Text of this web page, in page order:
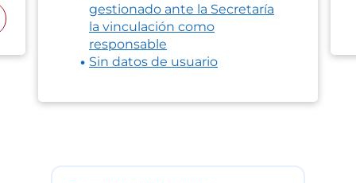
gestionado ante la Secretaría
la vinculación como
responsable
Sin datos de usuario